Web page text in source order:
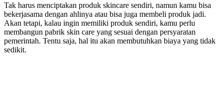
Tak harus menciptakan produk skincare sendiri, namun kamu bisa
bekerjasama dengan ahlinya atau bisa juga membeli produk jadi.
Akan tetapi, kalau ingin memiliki produk sendiri, kamu perlu
membangun pabrik skin care yang sesuai dengan persyaratan
pemerintah. Tentu saja, hal itu akan membutuhkan biaya yang tidak
sedikit.